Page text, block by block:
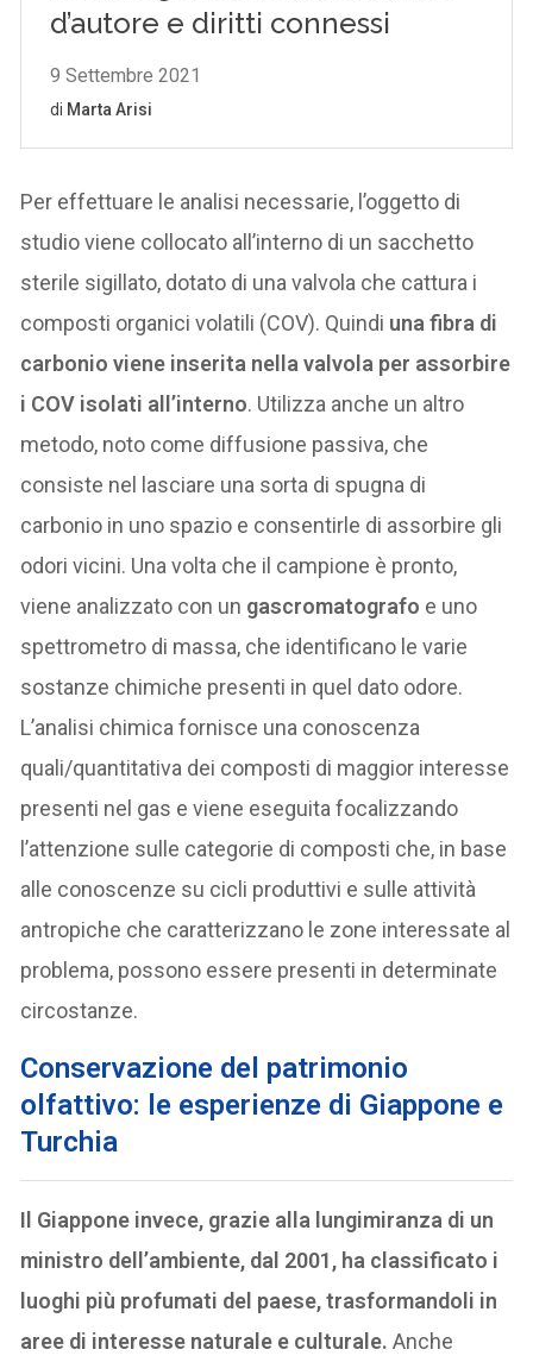
Per effettuare le analisi necessarie, l’oggetto di
studio viene collocato all’interno di un sacchetto
sterile sigillato, dotato di una valvola che cattura i
composti organici volatili (COV). Quindi una fibra di
carbonio viene inserita nella valvola per assorbire
i COV isolati all’interno. Utilizza anche un altro
metodo, noto come diffusione passiva, che
consiste nel lasciare una sorta di spugna di
carbonio in uno spazio e consentirle di assorbire gli
odori vicini. Una volta che il campione è pronto,
viene analizzato con un gascromatografo e uno
spettrometro di massa, che identificano le varie
sostanze chimiche presenti in quel dato odore.
L’analisi chimica fornisce una conoscenza
quali/quantitativa dei composti di maggior interesse
presenti nel gas e viene eseguita focalizzando
l’attenzione sulle categorie di composti che, in base
alle conoscenze su cicli produttivi e sulle attività
antropiche che caratterizzano le zone interessate al
problema, possono essere presenti in determinate
circostanze.
Conservazione del patrimonio
olfattivo: le esperienze di Giappone e
Turchia
Il Giappone invece, grazie alla lungimiranza di un
ministro dell’ambiente, dal 2001, ha classificato i
luoghi più profumati del paese, trasformandoli in
aree di interesse naturale e culturale. Anche